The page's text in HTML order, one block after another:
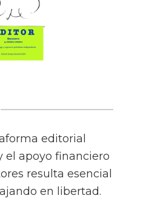
editorial
el apoyo financiero
resulta esencial
en libertad.